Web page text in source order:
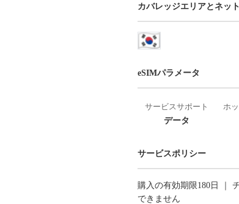
カバレッジエリアとネッ
eSIMパラメータ
サービスサポート
データ
ホ
サービスポリシー
購入の有効期限180日 ｜
できません